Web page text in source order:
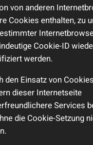
von anderen
Cookies enthalten, zu
Cookie-ID
werden.
den Einsatz von
dieser Internetseite
Services
die Cookie-Setzung